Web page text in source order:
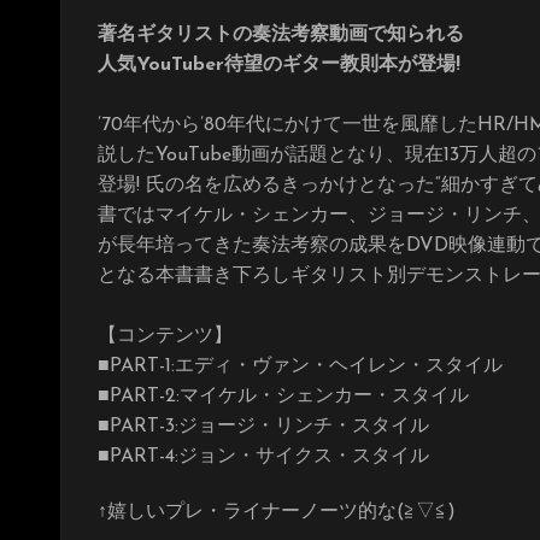
著名ギタリストの奏法考察動画で知られる
人気YouTuber待望のギター教則本が登場!
’70年代から’80年代にかけて一世を風靡したHR/
説したYouTube動画が話題となり、現在13万人超
登場! 氏の名を広めるきっかけとなった“細かすぎ
書ではマイケル・シェンカー、ジョージ・リンチ
が長年培ってきた奏法考察の成果をDVD映像連動
となる本書書き下ろしギタリスト別デモンストレ
【コンテンツ】
■PART-1:エディ・ヴァン・ヘイレン・スタイル
■PART-2:マイケル・シェンカー・スタイル
■PART-3:ジョージ・リンチ・スタイル
■PART-4:ジョン・サイクス・スタイル
↑嬉しいプレ・ライナーノーツ的な(≧▽≦)